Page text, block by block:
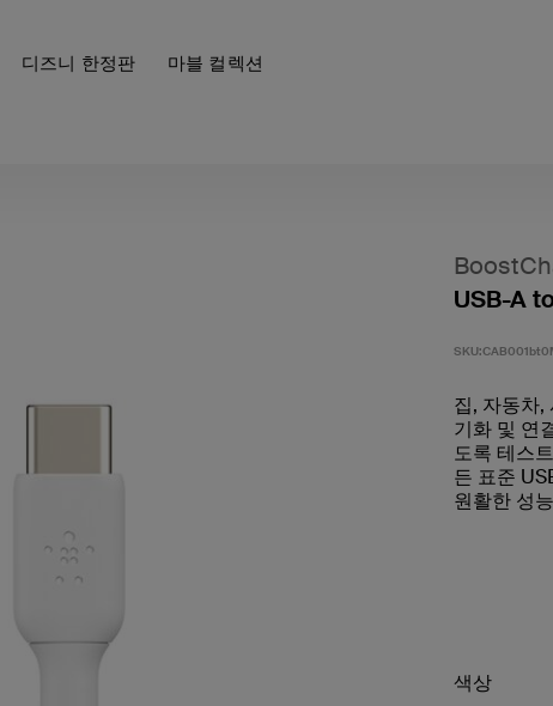
디즈니 한정판 마블 컬렉션
USB-A
SKU:
집, 자동차,
기화 및 연
도록 테스
든 표준
원활한 성
색상